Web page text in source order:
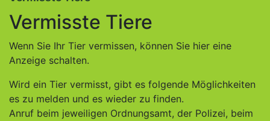
Vermisste Tiere
Wenn Sie Ihr Tier vermissen, können Sie hier eine
Anzeige schalten.
Wird ein Tier vermisst, gibt es folgende Möglichkeiten
es zu melden und es wieder zu finden.
Anruf beim jeweiligen Ordnungsamt, der Polizei, beim